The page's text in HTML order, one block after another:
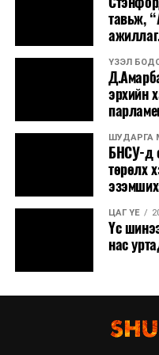
тавьж,
ҮЗЭЛ
эрхийн
ШУДАРГА
БНСУ-д
төрөлх
ЦАГ ҮЕ
Үс
нас